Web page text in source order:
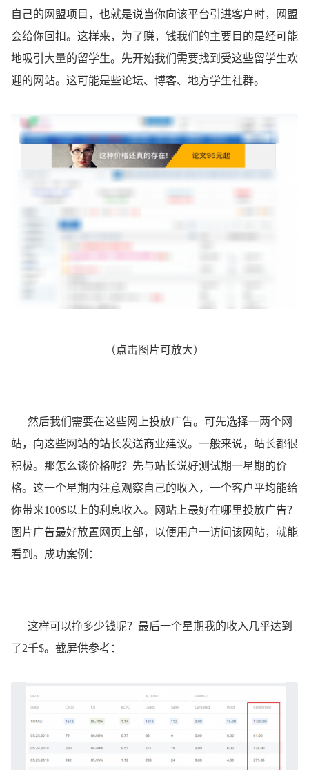
自己的网盟项目，也就是说当你向该平台引进客户时，网盟
会给你回扣。这样来，为了赚，钱我们的主要目的是经可能
地吸引大量的留学生。先开始我们需要找到受这些留学生欢
迎的网站。这可能是些论坛、博客、地方学生社群。
（点击图片可放大）
然后我们需要在这些网上投放广告。可先选择一两个网
站，向这些网站的站长发送商业建议。一般来说，站长都很
积极。那怎么谈价格呢？先与站长说好测试期一星期的价
格。这一个星期内注意观察自己的收入，一个客户平均能给
你带来100$以上的利息收入。网站上最好在哪里投放广告？
图片广告最好放置网页上部，以便用户一访问该网站，就能
看到。成功案例：
这样可以挣多少钱呢？最后一个星期我的收入几乎达到
了2千$。截屏供参考：